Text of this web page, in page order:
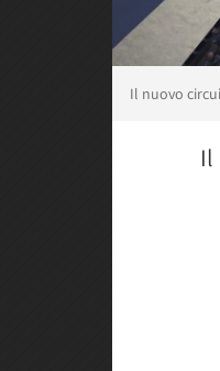
Il nuovo
Il